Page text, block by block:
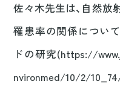
佐々木先生は、自然
罹患率の関係につい
ドの研究(https://
nvironmed/10/2/